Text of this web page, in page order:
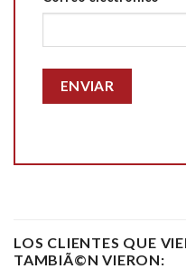
LOS CLIENTES QUE
TAMBIÃ©N VIERON: